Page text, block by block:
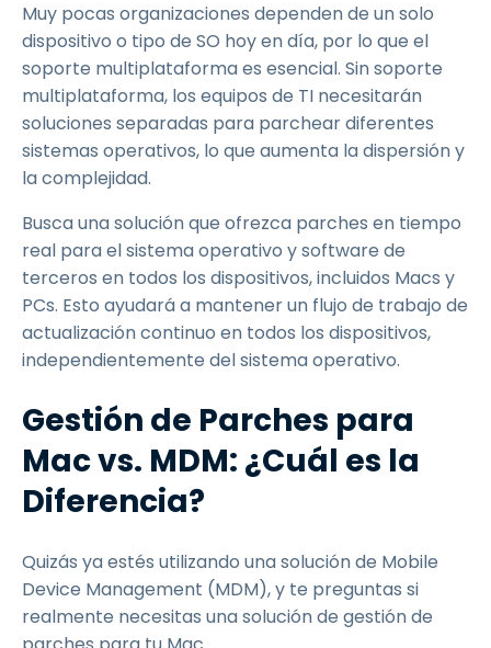
Muy pocas organizaciones dependen de un solo
dispositivo o tipo de SO hoy en día, por lo que el
soporte multiplataforma es esencial. Sin soporte
multiplataforma, los equipos de TI necesitarán
soluciones separadas para parchear diferentes
sistemas operativos, lo que aumenta la dispersión y
la complejidad.
Busca una solución que ofrezca parches en tiempo
real para el sistema operativo y software de
terceros en todos los dispositivos, incluidos Macs y
PCs. Esto ayudará a mantener un flujo de trabajo de
actualización continuo en todos los dispositivos,
independientemente del sistema operativo.
Gestión de Parches para
Mac vs. MDM: ¿Cuál es la
Diferencia?
Quizás ya estés utilizando una solución de Mobile
Device Management (MDM), y te preguntas si
realmente necesitas una solución de gestión de